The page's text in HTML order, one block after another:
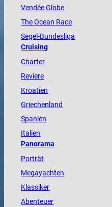
VendéeGlobe
TheOcean Race
Segel-Bundesliga
Cruising
Charter
Reviere
Kroatien
Griechenland
Spanien
Italien
Panorama
Porträt
Megayachten
Klassiker
Abenteuer